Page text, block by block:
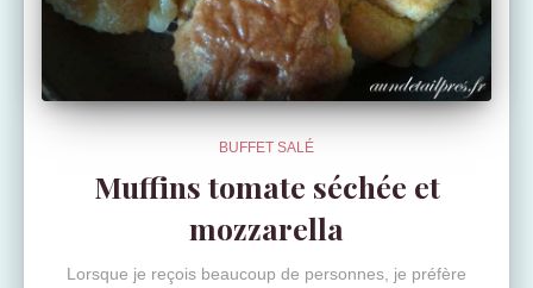
BUFFET SALÉ
Muffins tomate séchée et
mozzarella
Lorsque je reçois beaucoup de personnes, je préfère